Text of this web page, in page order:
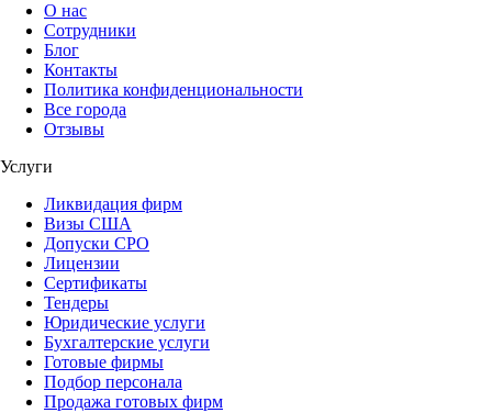
О нас
Сотрудники
Блог
Контакты
Политика конфиденциональности
Все города
Отзывы
Услуги
Ликвидация фирм
Визы США
Допуски СРО
Лицензии
Сертификаты
Тендеры
Юридические услуги
Бухгалтерские услуги
Готовые фирмы
Подбор персонала
Продажа готовых фирм